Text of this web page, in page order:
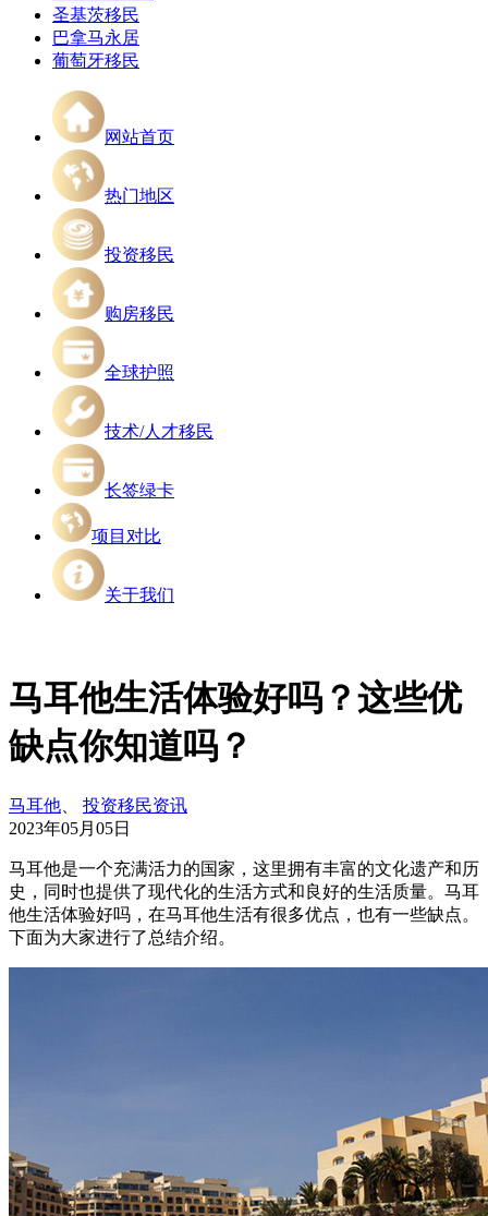
圣基茨移民
巴拿马永居
葡萄牙移民
网站首页
热门地区
投资移民
购房移民
全球护照
技术/人才移民
长签绿卡
项目对比
关于我们
马耳他生活体验好吗？这些优
缺点你知道吗？
马耳他
投资移民资讯
2023年05月05日
马耳他是一个充满活力的国家，这里拥有丰富的文化遗产和历
史，同时也提供了现代化的生活方式和良好的生活质量。马耳
他生活体验好吗，在马耳他生活有很多优点，也有一些缺点。
下面为大家进行了总结介绍。